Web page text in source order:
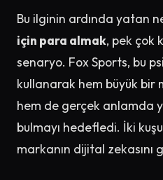
Bu ilginin ardında yatan
için para almak, pek çok
senaryo. Fox Sports, bu
kullanarak hem büyük bir
hem de gerçek anlamda
bulmayı hedefledi. İki
markanın dijital zekasını